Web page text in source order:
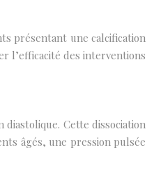
présentant une calcification
l’efficacité des interventions
Cette dissociation
âgés, une pression pulsée